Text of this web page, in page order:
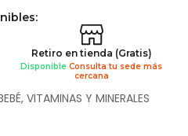
Retiro en tienda (Gratis)
DisponibleConsulta tu sede más
cercana
, VITAMINAS Y MINERALES